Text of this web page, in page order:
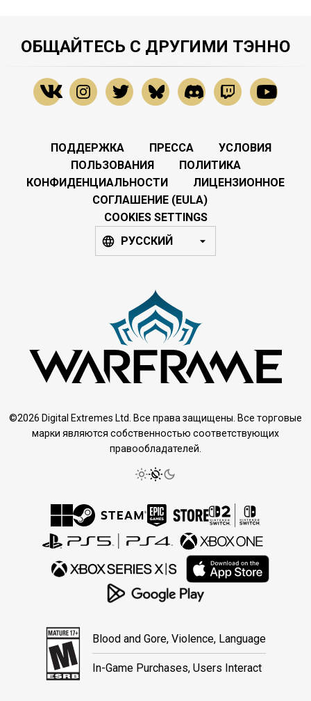
ОБЩАЙТЕСЬ С ДРУГИМИ ТЭННО
ПОДДЕРЖКА ПРЕССА
УСЛОВИЯ
ПОЛЬЗОВАНИЯ
ПОЛИТИКА
КОНФИДЕНЦИАЛЬНОСТИ
ЛИЦЕНЗИОННОЕ
СОГЛАШЕНИЕ (EULA)
COOKIES SETTINGS
РУССКИЙ
©2026 Digital Extremes Ltd. Все права защищены. Все торговые
марки являются собственностью соответствующих
правообладателей.
Blood and Gore, Violence, Language
In-Game Purchases, Users Interact